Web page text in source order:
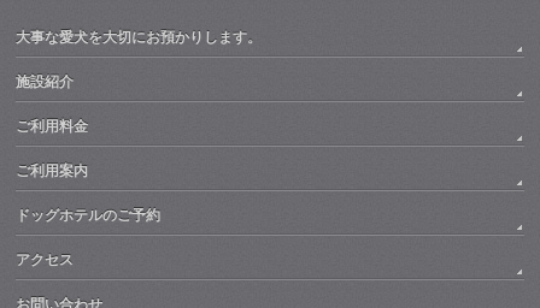
大事な愛犬を大切にお預かりします。
施設紹介
ご利用料金
ご利用案内
ドッグホテルのご予約
アクセス
お問い合わせ